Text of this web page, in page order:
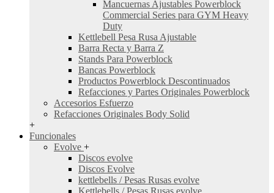
Mancuernas Ajustables Powerblock
Commercial Series para GYM Heavy
Duty
Kettlebell Pesa Rusa Ajustable
Barra Recta y Barra Z
Stands Para Powerblock
Bancas Powerblock
Productos Powerblock Descontinuados
Refacciones y Partes Originales Powerblock
Accesorios Esfuerzo
Refacciones Originales Body Solid
+
Funcionales
Evolve +
Discos evolve
Discos Evolve
kettlebells / Pesas Rusas evolve
Kettlebells / Pesas Rusas evolve